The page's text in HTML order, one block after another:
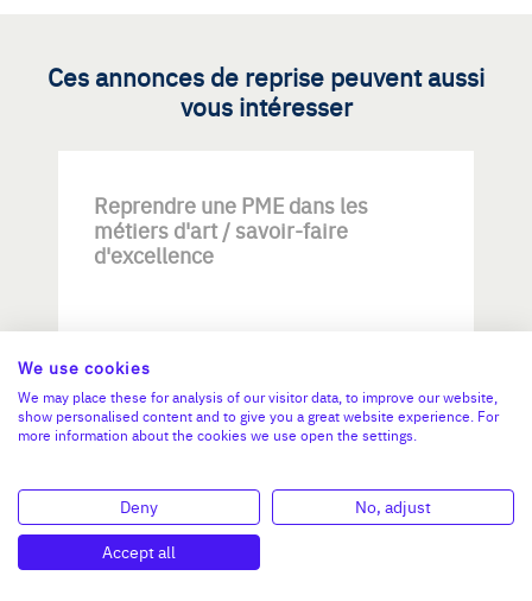
Ces annonces de reprise peuvent aussi
vous intéresser
Reprendre une PME dans les
métiers d'art / savoir-faire
d'excellence
Investissement max:
We use cookies
We may place these for analysis of our visitor data, to improve our website,
show personalised content and to give you a great website experience. For
more information about the cookies we use open the settings.
Deny
No, adjust
Accept all